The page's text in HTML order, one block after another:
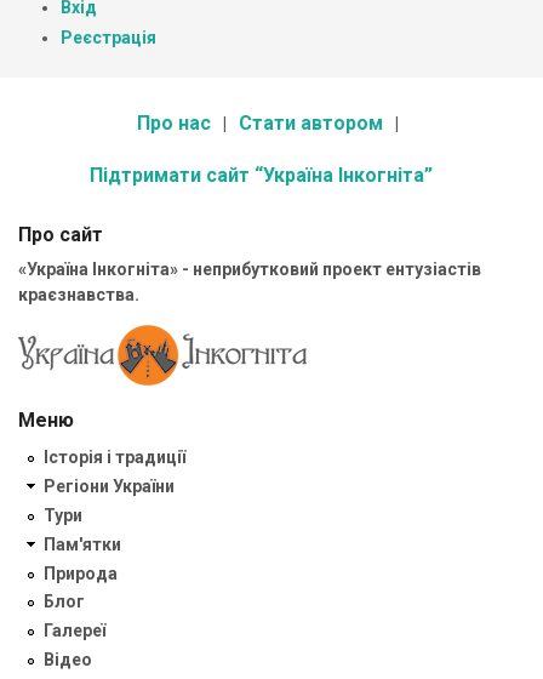
Вхід
Реєстрація
Про нас Стати автором
Підтримати сайт “Україна Інкогніта”
Про сайт
«Україна Інкогніта» - неприбутковий проект ентузіастів
краєзнавства.
Меню
Історія і традиції
Регіони України
Тури
Пам'ятки
Природа
Блог
Галереї
Відео